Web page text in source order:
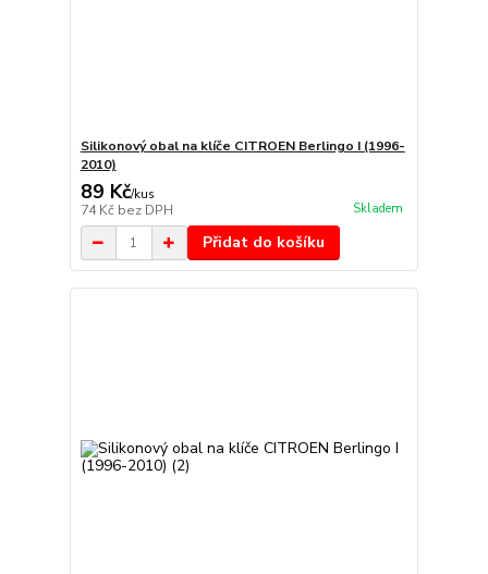
Silikonový obal na klíče CITROEN Berlingo I (1996-
2010)
89 Kč/kus
74 Kč bez DPH Skladem
Přidat do košíku